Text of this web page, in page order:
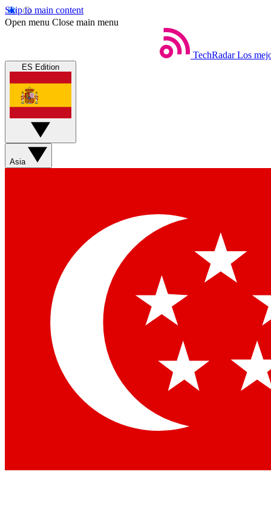
Skip to main content
Open menu Close main menu
TechRadar Los
ES Edition
Asia